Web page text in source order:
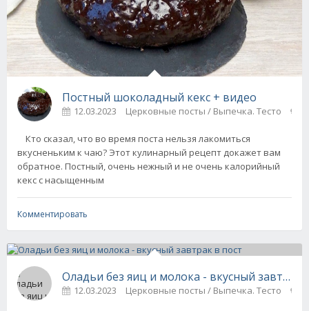
Постный шоколадный кекс + видео
12.03.2023 Церковные посты / Выпечка. Тесто
Кто сказал, что во время поста нельзя лакомиться
вкусненьким к чаю? Этот кулинарный рецепт докажет вам
обратное. Постный, очень нежный и не очень калорийный
кекс с насыщенным
Комментировать
Оладьи без яиц и молока - вкусный завтрак
12.03.2023 Церковные посты / Выпечка. Тесто